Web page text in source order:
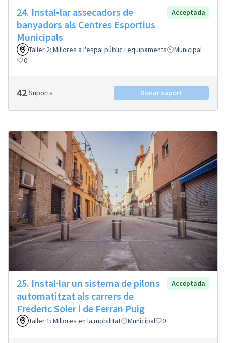
24. Instal•lar assecadors de
banyadors als Centres Esportius
Municipals
Acceptada
Taller 2: Millores a l'espai públic i equipaments
Municipal
0
42 Suports Donar suport
25. Instal·lar un sistema de pilons
automatitzat als carrers de
Frederic Soler i de Ferran Puig
Acceptada
Taller 1: Millores en la mobilitat Municipal 0